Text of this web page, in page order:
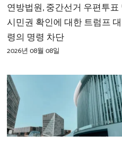
연방법원, 중간선거 우편투표
시민권 확인에 대한 트럼프
령의 명령 차단
2026년 08월 08일